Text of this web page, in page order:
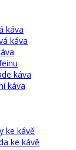
káva
káva
káva
káva
ke kávě
ke kávě